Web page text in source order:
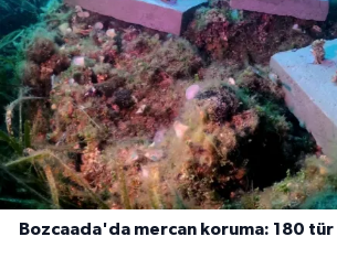
Bozcaada'da mercan koruma: 180